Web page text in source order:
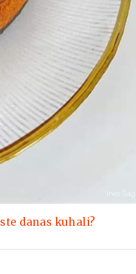
danas kuhali?